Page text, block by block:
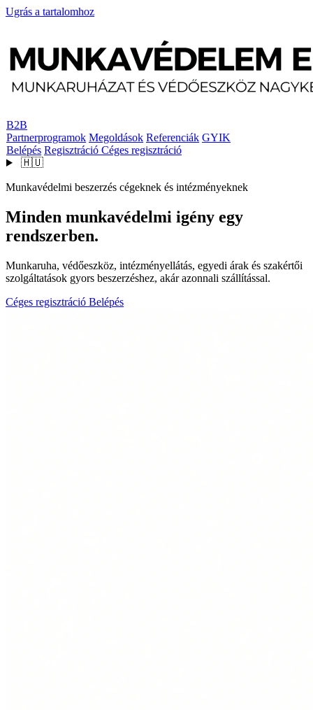
Ugrás a tartalomhoz
B2B
Partnerprogramok Megoldások Referenciák GYIK
Belépés Regisztráció Céges regisztráció
🇭🇺
Munkavédelmi beszerzés cégeknek és intézményeknek
Minden munkavédelmi igény egy
rendszerben.
Munkaruha, védőeszköz, intézményellátás, egyedi árak és szakértői
szolgáltatások gyors beszerzéshez, akár azonnali szállítással.
Céges regisztráció Belépés